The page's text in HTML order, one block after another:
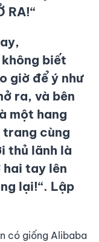
RA!“
không biết
giờ để ý như
ra, và bên
một hang
trang cùng
thủ lãnh là
hai tay lên
lại!“. Lập
có giống Alibaba